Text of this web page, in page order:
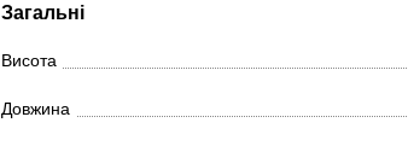
Загальні
Висота
Довжина